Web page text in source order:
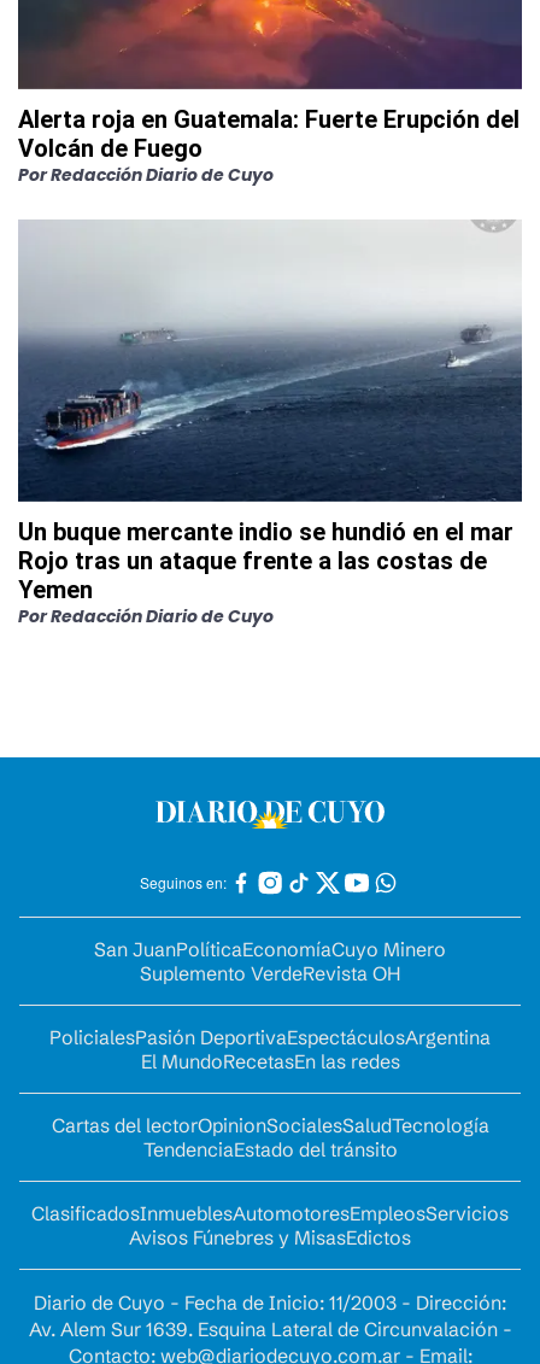
Alerta roja en Guatemala: Fuerte Erupción del
Volcán de Fuego
PorRedacción Diario de Cuyo
Un buque mercante indio se hundió en el mar
Rojo tras un ataque frente a las costas de
Yemen
PorRedacción Diario de Cuyo
Seguinos en:
San JuanPolíticaEconomíaCuyo Minero
Suplemento VerdeRevista OH
PolicialesPasión DeportivaEspectáculosArgentina
El MundoRecetasEn las redes
Cartas del lectorOpinionSocialesSaludTecnología
TendenciaEstado del tránsito
ClasificadosInmueblesAutomotoresEmpleosServicios
Avisos Fúnebres y MisasEdictos
Diario de Cuyo - Fecha de Inicio: 11/2003 - Dirección:
Av. Alem Sur 1639. Esquina Lateral de Circunvalación -
Contacto: web@diariodecuyo.com.ar- Email: